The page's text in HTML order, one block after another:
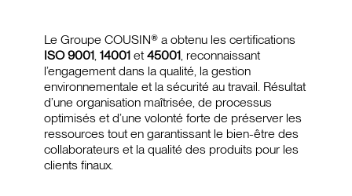
Le Groupe COUSIN® a obtenu les certifications
ISO 9001, 14001 et 45001, reconnaissant
l’engagement dans la qualité, la gestion
environnementale et la sécurité au travail. Résultat
d’une organisation maîtrisée, de processus
optimisés et d’une volonté forte de préserver les
ressources tout en garantissant le bien-être des
collaborateurs et la qualité des produits pour les
clients finaux.